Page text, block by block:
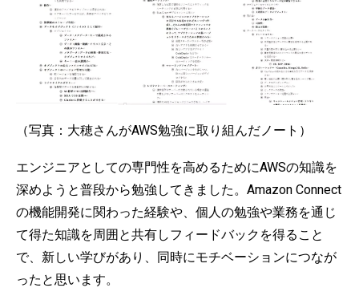
（写真：大穂さんがAWS勉強に取り組んだノート）
エンジニアとしての専門性を高めるためにAWSの知識を
深めようと普段から勉強してきました。Amazon Connect
の機能開発に関わった経験や、個人の勉強や業務を通じ
て得た知識を周囲と共有しフィードバックを得ること
で、新しい学びがあり、同時にモチベーションにつなが
ったと思います。